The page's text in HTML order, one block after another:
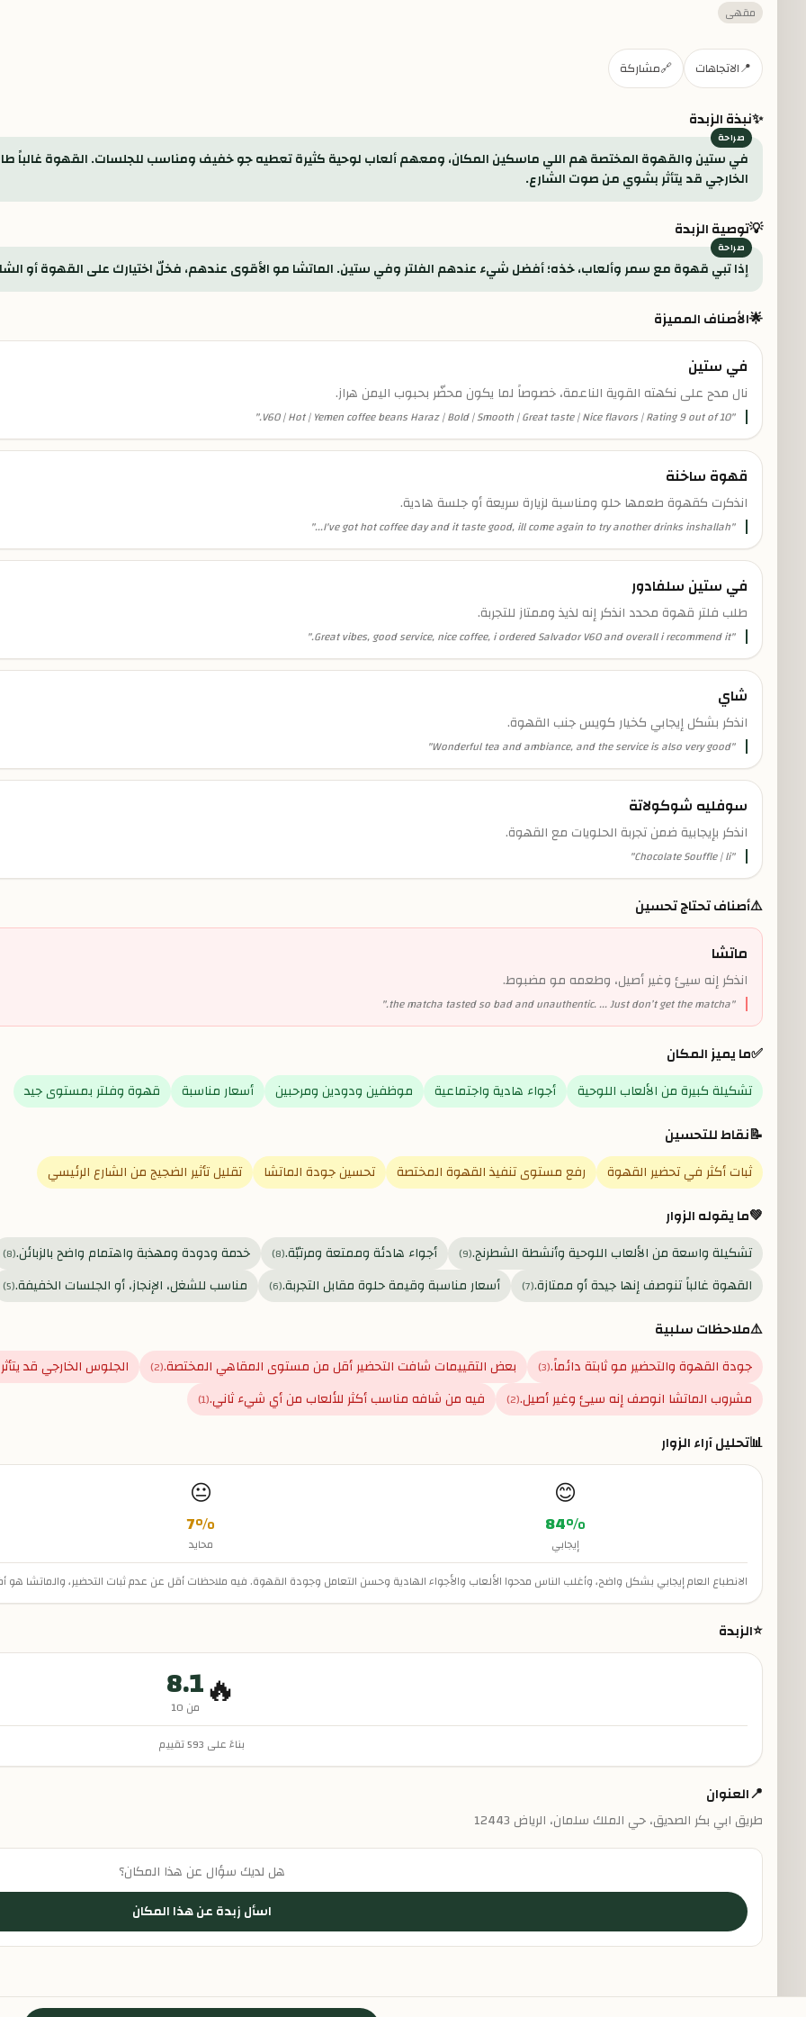
مقهى
📍الاتجاهات 🔗مشاركة
✨نبذة الزبدة
في ستين والقهوة المختصة هم اللي ماسكين المكان، ومعهم ألعاب لوحية كثيرة تعطيه جو خفيف ومناسب للجلسات. القهوة غالباً
الخارجي قد يتأثر بشوي من صوت الشارع.
💡توصية الزبدة
إذا تبي قهوة مع سمر وألعاب، خذه؛ أفضل شيء عندهم الفلتر وفي ستين. الماتشا مو الأقوى عندهم، فخلّ اختيارك على القهوة أو
🌟الأصناف المميزة
في ستين
نال مدح على نكهته القوية الناعمة، خصوصاً لما يكون محضّر بحبوب اليمن هراز.
"
V60 | Hot | Yemen coffee beans Haraz | Bold | Smooth | Great taste | Nice flavors | Rating 9 out of 10.
"
قهوة ساخنة
انذكرت كقهوة طعمها حلو ومناسبة لزيارة سريعة أو جلسة هادية.
"
I've got hot coffee day and it taste good, ill come again to try another drinks inshallah...
"
في ستين سلفادور
طلب فلتر قهوة محدد انذكر إنه لذيذ وممتاز للتجربة.
"
Great vibes, good service, nice coffee, i ordered Salvador V60 and overall i recommend it.
"
شاي
انذكر بشكل إيجابي كخيار كويس جنب القهوة.
"
Wonderful tea and ambiance, and the service is also very good
"
سوفليه شوكولاتة
انذكر بإيجابية ضمن تجربة الحلويات مع القهوة.
"
Chocolate Souffle | li
"
⚠️أصناف تحتاج تحسين
ماتشا
انذكر إنه سيئ وغير أصيل، وطعمه مو مضبوط.
"
the matcha tasted so bad and unauthentic. ... Just don’t get the matcha.
"
✅ما يميز المكان
تشكيلة كبيرة من الألعاب اللوحية أجواء هادية واجتماعية موظفين ودودين ومرحبين أسعار مناسبة قهوة وفلتر بمستوى جيد
📝نقاط للتحسين
ثبات أكثر في تحضير القهوة رفع مستوى تنفيذ القهوة المختصة تحسين جودة الماتشا تقليل تأثير الضجيج من الشارع الرئيسي
💚ما يقوله الزوار
تشكيلة واسعة من الألعاب اللوحية وأنشطة الشطرنج.(
9
) أجواء هادئة وممتعة ومرتبّة.(
8
) خدمة ودودة ومهذبة واهتمام واضح بالزبائن.(
8
)
القهوة غالباً تنوصف إنها جيدة أو ممتازة.(
7
) أسعار مناسبة وقيمة حلوة مقابل التجربة.(
6
) مناسب للشغل، الإنجاز، أو الجلسات الخفيفة.(
5
)
⚠️ملاحظات سلبية
جودة القهوة والتحضير مو ثابتة دائماً.(
3
) بعض التقييمات شافت التحضير أقل من مستوى المقاهي المختصة.(
2
) الجلوس الخارجي قد
مشروب الماتشا انوصف إنه سيئ وغير أصيل.(
2
) فيه من شافه مناسب أكثر للألعاب من أي شيء ثاني.(
1
)
📊تحليل آراء الزوار
😊
84%
إيجابي
😐
7%
محايد
الانطباع العام إيجابي بشكل واضح، وأغلب الناس مدحوا الألعاب والأجواء الهادية وحسن التعامل وجودة القهوة. فيه ملاحظات أقل عن عدم ثبات التحضير،
⭐الزبدة
🔥
8.1
من 10
بناءً على 593تقييم
📍العنوان
طريق ابي بكر الصديق، حي الملك سلمان، الرياض 12443
هل لديك سؤال عن هذا المكان؟
اسأل زبدة عن هذا المكان